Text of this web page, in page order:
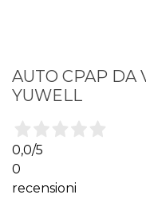
AUTO CPAP DA
YUWELL
0,0/5
0
recensioni